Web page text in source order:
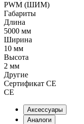
PWM (ШИМ)
Габариты
Длина
5000 мм
Ширина
10 мм
Высота
2 мм
Другие
Сертификат CE
CE
Аксессуары
Аналоги